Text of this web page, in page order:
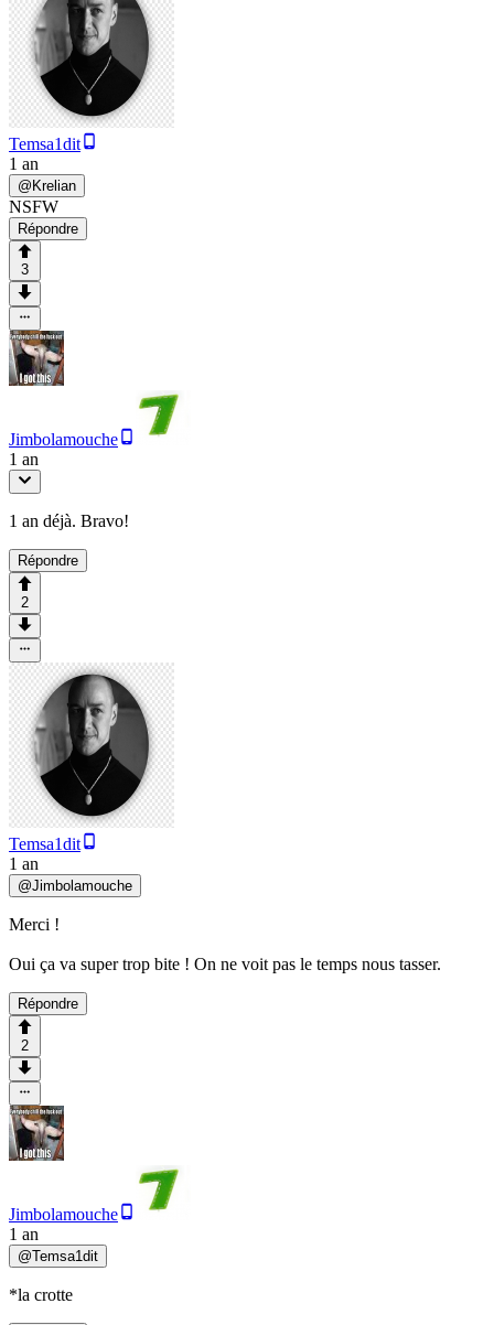
Temsa1dit
1 an
@ Krelian
NSFW
Répondre
3
Jimbolamouche
1 an
1 an déjà. Bravo!
Répondre
2
Temsa1dit
1 an
@Jimbolamouche
Merci !
Oui ça va super trop bite ! On ne voit pas le temps nous tasser.
Répondre
2
Jimbolamouche
1 an
@Temsa1dit
*la crotte